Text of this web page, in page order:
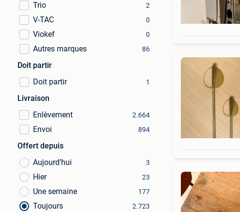
Trio 2
V-TAC 0
Viokef 0
Autres marques 86
Doit partir
Doit partir
1
Livraison
Enlèvement
2.664
Envoi 894
Offert depuis
Aujourd’hui
3
Hier 23
Une semaine 177
Toujours 2.723